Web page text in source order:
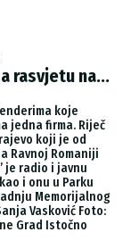
rasvjetu na...
koje
jedna firma. Riječ
koji je od
Ravnoj Romaniji
je radio i javnu
i onu u Parku
Memorijalnog
Vasković Foto:
Grad Istočno